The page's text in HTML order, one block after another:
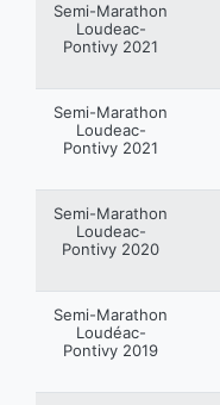
Semi-Marathon
Loudeac-
Pontivy 2021
Semi-Marathon
Loudeac-
Pontivy 2021
Semi-Marathon
Loudeac-
Pontivy 2020
Semi-Marathon
Loudéac-
Pontivy 2019